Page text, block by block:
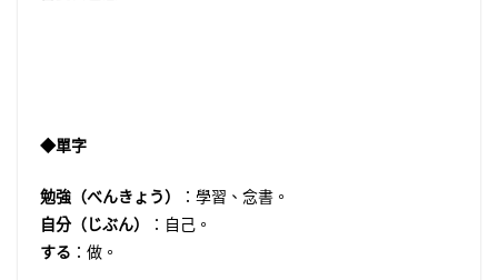
◆單字
勉強（べんきょう）
：學習、念書。
自分（じぶん）
：自己。
する ：做。